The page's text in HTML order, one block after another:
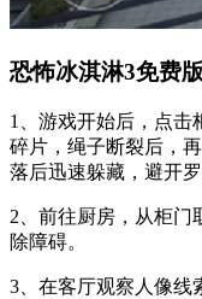
恐怖冰淇淋3免费
1、游戏开始后，点击
碎片，绳子断裂后，
落后迅速躲藏，避开罗
2、前往厨房，从柜门
除障碍。
3、在客厅观察人像线